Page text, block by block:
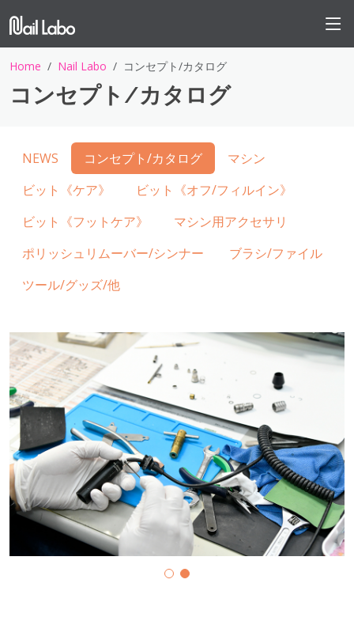
Home Nail Labo コンセプト/カタログ
コンセプト/カタログ
NEWS コンセプト/カタログ
マシン
ビット《ケア》
ビット《オフ/フィルイン》
ビット《フットケア》
マシン用アクセサリ
ポリッシュリムーバー/シンナー
ブラシ/ファイル
ツール/グッズ/他